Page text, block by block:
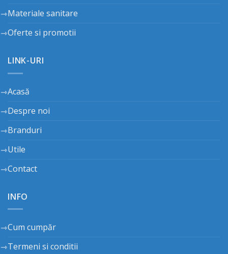
Materiale sanitare
Oferte si promotii
LINK-URI
Acasă
Despre noi
Branduri
Utile
Contact
INFO
Cum cumpăr
Termeni si conditii